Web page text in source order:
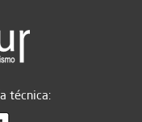
técnica: